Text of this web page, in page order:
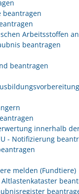
beantragen
Arbeitsstoffen
beantragen
beantragen
innerhalb
- Notifizierung
melden (Fundtiere)